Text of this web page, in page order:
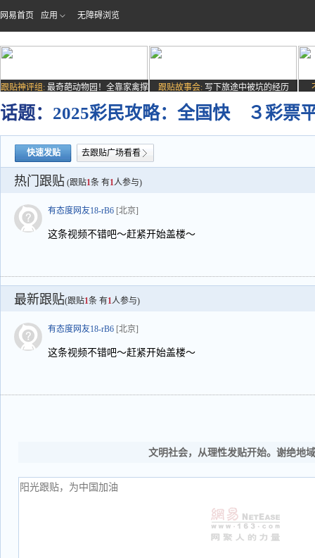
网易首页 应用 无障碍浏览
跟贴神评组: 最奇葩动物园！全靠家禽撑
跟贴故事会: 写下旅途中被坑的经历
话题： 2025彩民攻略：全国快 ３彩票
快速发贴 去跟贴广场看看
热门跟贴 (跟贴1条 有1人参与)
有态度网友18-rB6 [北京]
这条视频不错吧～赶紧开始盖楼～
最新跟贴(跟贴1条 有1人参与)
有态度网友18-rB6 [北京]
这条视频不错吧～赶紧开始盖楼～
文明社会，从理性发贴开始。谢绝地